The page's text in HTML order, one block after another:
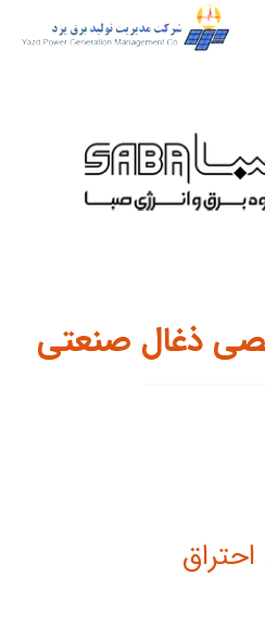
ذغال صنعتی​​​​​​​